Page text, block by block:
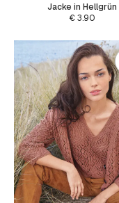
Jacke in Hellgrün
€3.90